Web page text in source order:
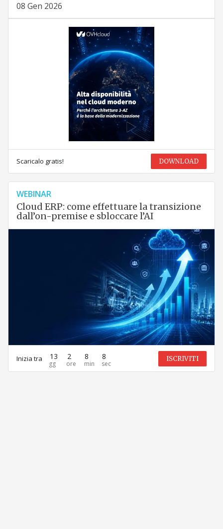
08 Gen 2026
Scaricalo gratis! DOWNLOAD
WEBINAR
Cloud ERP: come effettuare la transizione
dall’on-premise e sbloccare l’AI
Inizia tra 13 2 8 8 ISCRIVITI